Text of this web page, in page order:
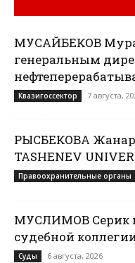
МУСАЙБЕКОВ
генеральным
Квазигоссектор 7 августа,
РЫСБЕКОВА Жанар
TASHENEV
Правоохранительные органы
МУСЛИМОВ Серик
судебной
Суды 6 августа, 2026